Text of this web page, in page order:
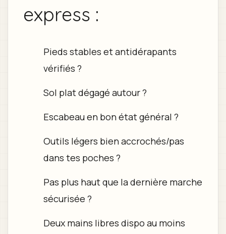
express :
Pieds stables et antidérapants
vérifiés ?
Sol plat dégagé autour ?
Escabeau en bon état général ?
Outils légers bien accrochés/pas
dans tes poches ?
Pas plus haut que la dernière marche
sécurisée ?
Deux mains libres dispo au moins